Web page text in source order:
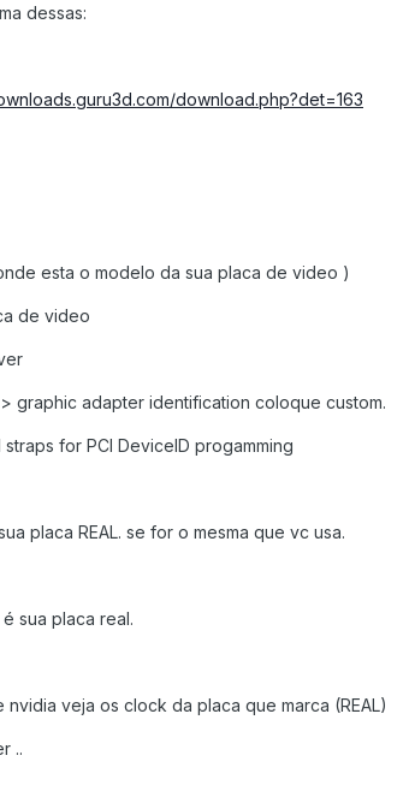
dessas:
download.php?det=163
esta o modelo da sua placa de video )
de video
graphic adapter identification coloque custom.
for PCI DeviceID progamming
placa REAL. se for o mesma que vc usa.
sua placa real.
veja os clock da placa que marca (REAL)
..